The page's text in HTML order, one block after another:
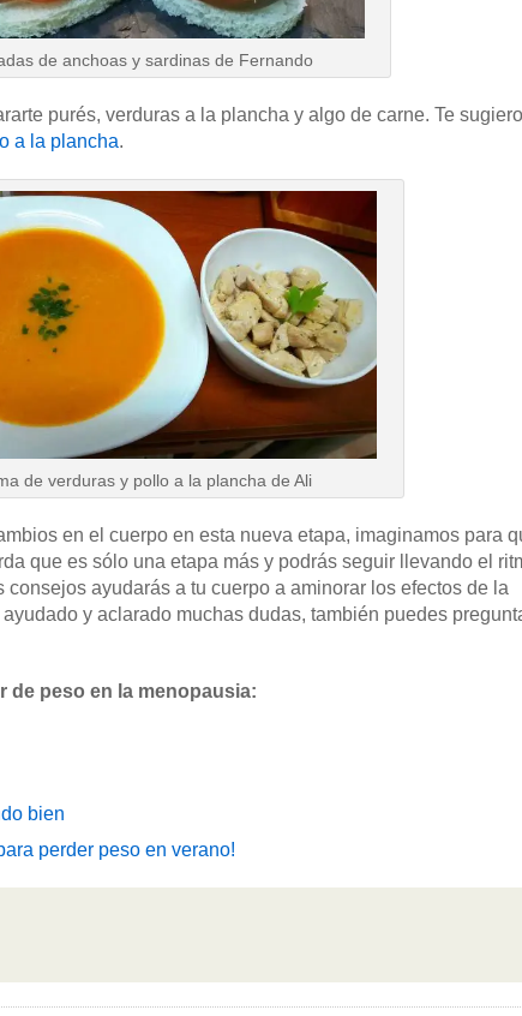
de anchoas y sardinas de Fernando
purés, verduras a la plancha y algo de carne. Te
a la plancha.
de verduras y pollo a la plancha de Ali
en el cuerpo en esta nueva etapa, imaginamos para
que es sólo una etapa más y podrás seguir llevando el
ayudarás a tu cuerpo a aminorar los efectos de la
y aclarado muchas dudas, también puedes
de peso en la menopausia:
bien
perder peso en verano!